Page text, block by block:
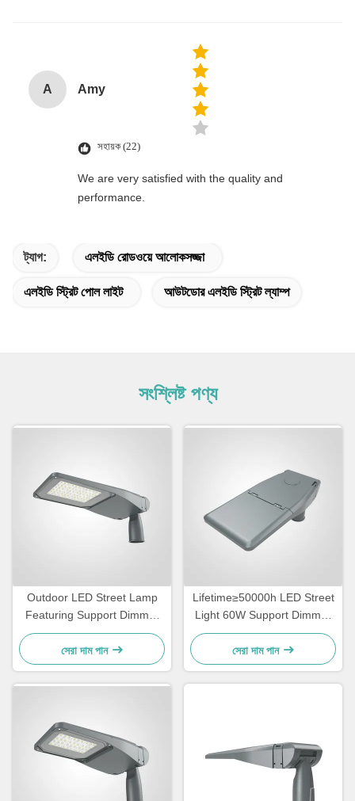
A Amy
সহায়ক (22)
We are very satisfied with the quality and
performance.
ট্যাগ: এলইডি রোডওয়ে আলোকসজ্জা
এলইডি স্ট্রিট পোল লাইট আউটডোর এলইডি স্ট্রিট ল্যাম্প
সংশ্লিষ্ট পণ্য
Outdoor LED Street Lamp
Featuring Support Dimmer
Ideal for Street Road
Lighting and Commercial
Outdoor Spaces
সেরা দাম পান
Lifetime≥50000h LED Street
Light 60W Support Dimmer
Long Lasting Outdoor
Lighting Ideal for City Streets
and Public Areas
সেরা দাম পান